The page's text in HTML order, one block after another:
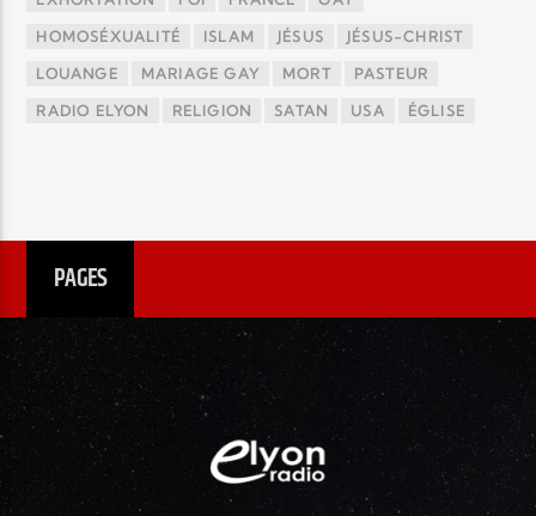
HOMOSÉXUALITÉ ISLAM JÉSUS JÉSUS-CHRIST
LOUANGE MARIAGE GAY MORT PASTEUR
RADIO ELYON RELIGION SATAN USA ÉGLISE
PAGES